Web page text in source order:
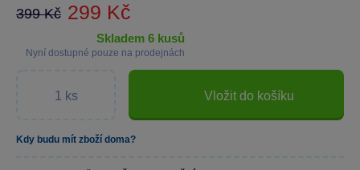
399 Kč 299 Kč
skladem 6 kusů
Nyní dostupné pouze na prodejnách
Vložit do košíku
Kdy budu mít zboží doma?